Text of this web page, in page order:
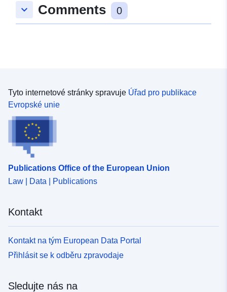
uriRef:
http://data.europa.eu/88u/dataset/
keyboard_arrow_down Comments 0
Tyto internetové stránky spravuje Úřad pro publikace
Evropské unie
Publications Office of the European Union
Law | Data | Publications
Kontakt
Kontakt na tým European Data Portal
Přihlásit se k odběru zpravodaje
Sledujte nás na